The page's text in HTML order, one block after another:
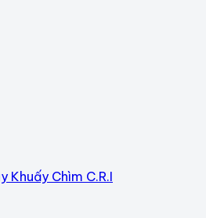
Khuấy Chìm C.R.I